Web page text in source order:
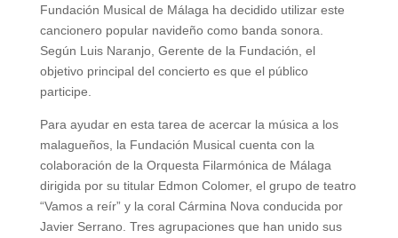
Fundación Musical de Málaga ha decidido utilizar este
cancionero popular navideño como banda sonora.
Según Luis Naranjo, Gerente de la Fundación, el
objetivo principal del concierto es que el público
participe.
Para ayudar en esta tarea de acercar la música a los
malagueños, la Fundación Musical cuenta con la
colaboración de la Orquesta Filarmónica de Málaga
dirigida por su titular Edmon Colomer, el grupo de teatro
“Vamos a reír” y la coral Cármina Nova conducida por
Javier Serrano. Tres agrupaciones que han unido sus